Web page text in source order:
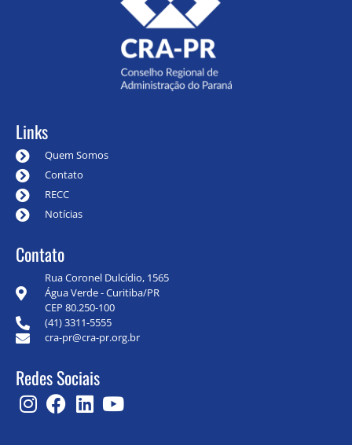
Links
Quem Somos
Contato
RECC
Notícias
Contato
Rua Coronel Dulcídio, 1565
Água Verde - Curitiba/PR
CEP 80.250-100
(41) 3311-5555
cra-pr@cra-pr.org.br
Redes Sociais